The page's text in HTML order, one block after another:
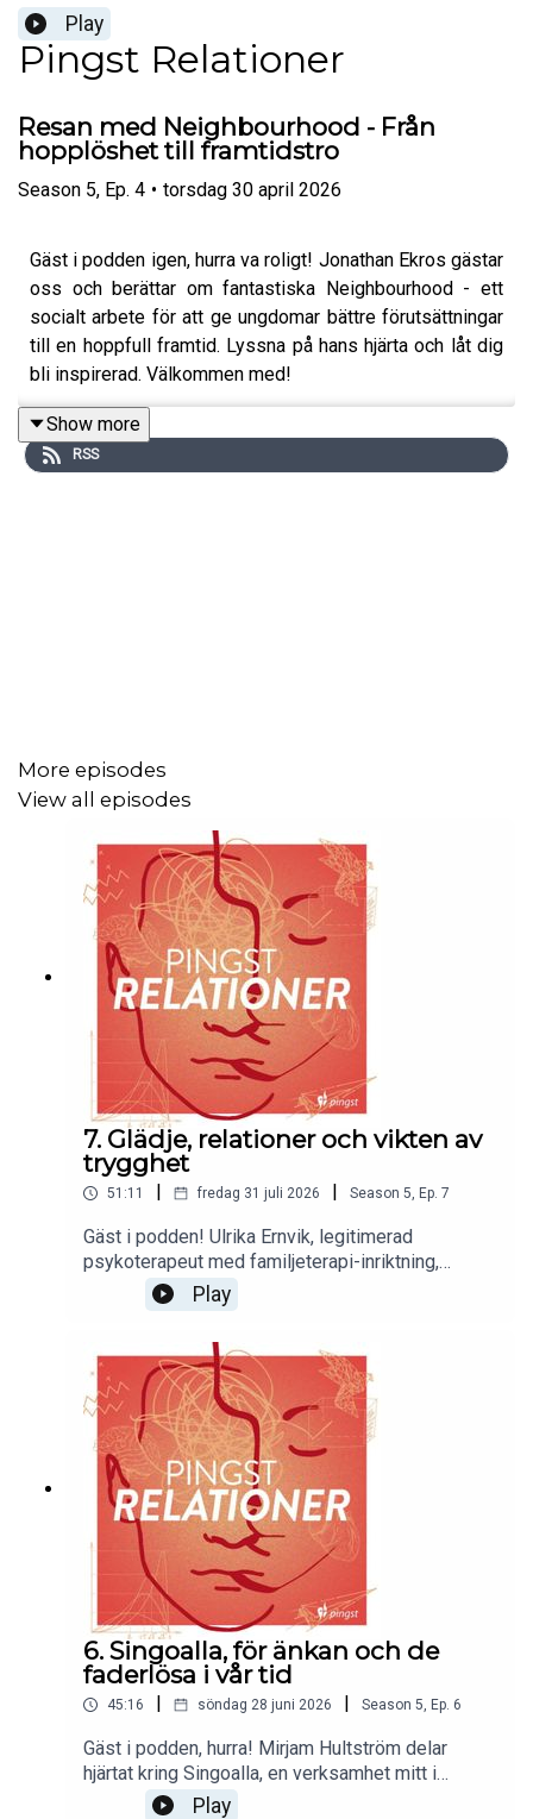
Play
Pingst Relationer
Resan med Neighbourhood - Från
hopplöshet till framtidstro
Season 5, Ep. 4 • torsdag 30 april 2026
Gäst i podden igen, hurra va roligt! Jonathan Ekros gästar
oss och berättar om fantastiska Neighbourhood - ett
socialt arbete för att ge ungdomar bättre förutsättningar
till en hoppfull framtid. Lyssna på hans hjärta och låt dig
bli inspirerad. Välkommen med!
Show more
RSS
More episodes
View all episodes
7. Glädje, relationer och vikten av
trygghet
51:11 | fredag 31 juli 2026 | Season 5, Ep. 7
Gäst i podden! Ulrika Ernvik, legitimerad
psykoterapeut med familjeterapi-inriktning,
pastor, missionär, författare och handledare. Vad
har korvgrillning och skratt gemensamt och vad är
det outnyttjade potential som församlingen bär
på? Välkommen in i samtalet!(Obs. Ljudet är lite
dåligt av och till pga. annan utrustning denna gång.
Men ingen fara, allt är fullt hörbart och det är väl
värt en lyssning ändå!)
Play
6. Singoalla, för änkan och de
faderlösa i vår tid
45:16 söndag 28 juni 2026 Season 5, Ep. 6
Gäst i podden, hurra! Mirjam Hultström delar
hjärtat kring Singoalla, en verksamhet mitt i
församlingens hjärta som finns som ett
Play